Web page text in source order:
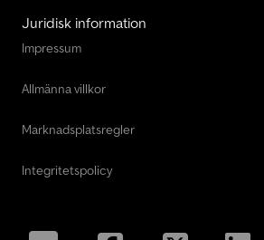
Juridisk information
Impressum
Allmänna villkor
Marknadsplatsregler
Integritetspolicy